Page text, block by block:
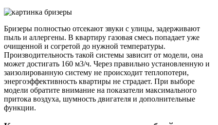
Бризеры полностью отсекают звуки с улицы, задерживают
пыль и аллергены. В квартиру газовая смесь попадает уже
очищенной и согретой до нужной температуры.
Производительность такой системы зависит от модели, она
может достигать 160 м3/ч. Через правильно установленную и
заизолированную систему не происходит теплопотери,
энергоэффективность квартиры не страдает. При выборе
модели обратите внимание на показатели максимального
притока воздуха, шумность двигателя и дополнительные
функции.